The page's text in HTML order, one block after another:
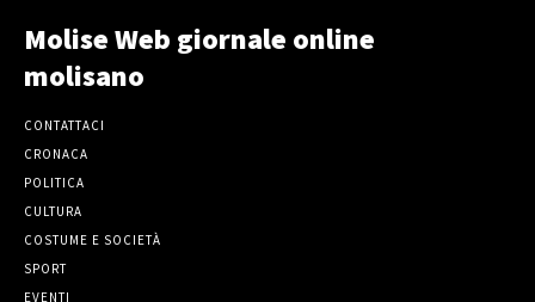
Molise Web giornale online
molisano
CONTATTACI
CRONACA
POLITICA
CULTURA
COSTUME E SOCIETÀ
SPORT
EVENTI